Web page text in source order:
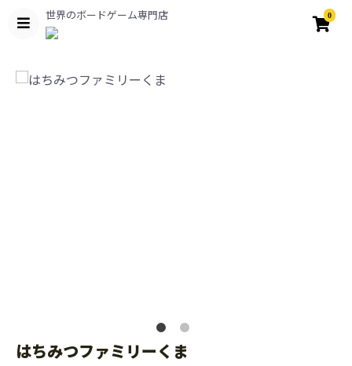
世界のボードゲーム専門店 0
はちみつファミリーくま